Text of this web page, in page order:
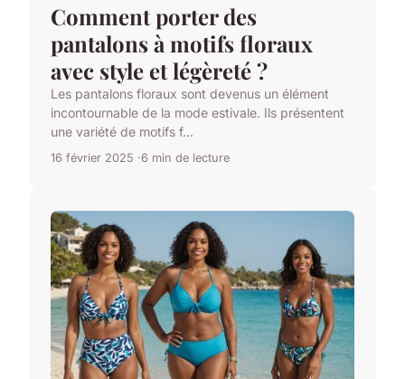
Comment porter des
pantalons à motifs floraux
avec style et légèreté ?
Les pantalons floraux sont devenus un élément
incontournable de la mode estivale. Ils présentent
une variété de motifs f...
16 février 2025 6 min de lecture